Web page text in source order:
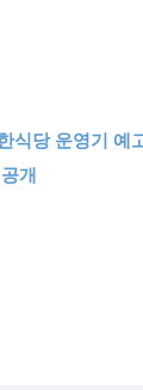
식당 운영기 예
개